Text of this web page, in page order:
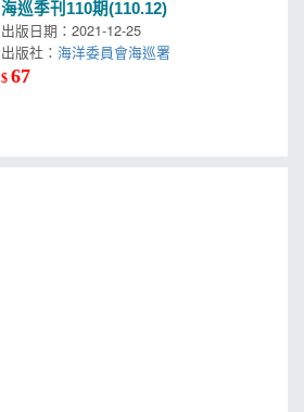
海巡季刊110期(110.12)
出版日期：2021-12-25
出版社：
$67